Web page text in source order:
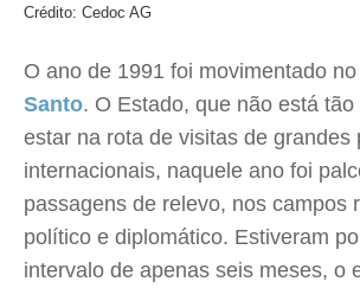
Crédito: Cedoc AG
O ano de 1991 foi movimentado no
Santo. O Estado, que não está
estar na rota de visitas de grandes
internacionais, naquele ano foi
passagens de relevo, nos campos
político e diplomático. Estiveram
intervalo de apenas seis meses, o